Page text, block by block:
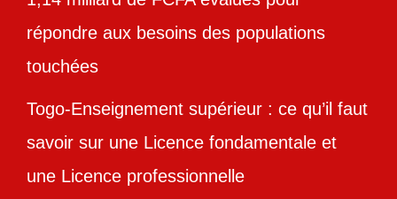
répondre aux besoins des populations
touchées
Togo-Enseignement supérieur : ce qu’il faut
savoir sur une Licence fondamentale et
une Licence professionnelle